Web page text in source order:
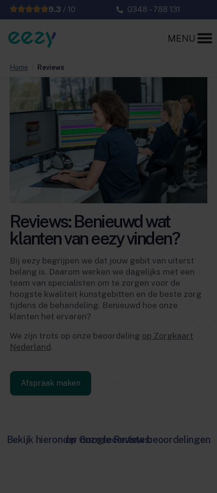
9.3 / 10 0348 – 788 131
Home Reviews
Reviews: Benieuwd wat
klanten van eezy vinden?
Bij eezy begrijpen we dat jouw gebit van uiterst
belang is. Daarom werken we dagelijks met een
team van specialisten om te zorgen voor de
hoogste kwaliteit kunstgebitten en de beste zorg
tijdens de behandeling. Benieuwd hoe onze
klanten het ervaren?
We zijn trots op onze beoordeling op Zorgkaart
Nederland.
Afspraak maken
Bekijk hieronder onze recentste beoordelingen op Google Reviews.